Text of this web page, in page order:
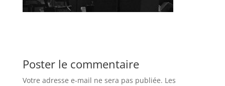
Poster le commentaire
Votre adresse e-mail ne sera pas publiée. Les